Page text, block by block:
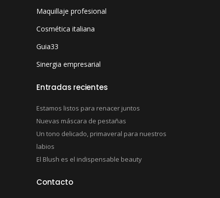
Maquillaje profesional
Cosmética italiana
Guia33
Sinergia empresarial
Entradas recientes
Estamos listos para renacer juntos
Nuevas máscara de pestañas
Un tono delicado, primaveral para nuestros
labios
El Blush es el indispensable beauty
Contacto